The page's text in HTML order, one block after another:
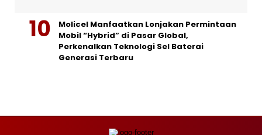
Molicel Manfaatkan Lonjakan Permintaan
Mobil “Hybrid” di Pasar Global,
Perkenalkan Teknologi Sel Baterai
Generasi Terbaru